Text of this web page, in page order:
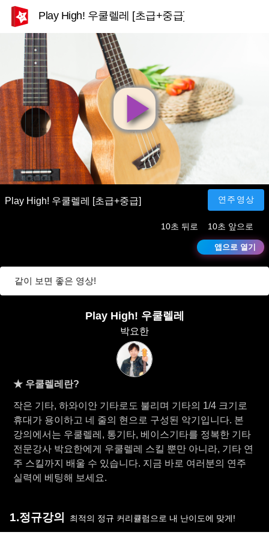
Play High! 우쿨렐레 [초급+중급]
영
상
재
생
Play High! 우쿨렐레 [초급+중급] 연주영상
10초 뒤로 10초 앞으로
앱으로 열기
같이 보면 좋은 영상!
Play High! 우쿨렐레
박요한
★ 우쿨렐레란?
작은 기타, 하와이안 기타로도 불리며 기타의 1/4 크기로
휴대가 용이하고 네 줄의 현으로 구성된 악기입니다. 본
강의에서는 우쿨렐레, 통기타, 베이스기타를 정복한 기타
전문강사 박요한에게 우쿨렐레 스킬 뿐만 아니라, 기타 연
주 스킬까지 배울 수 있습니다. 지금 바로 여러분의 연주
실력에 베팅해 보세요.
1.정규강의 최적의 정규 커리큘럼으로 내 난이도에 맞게!